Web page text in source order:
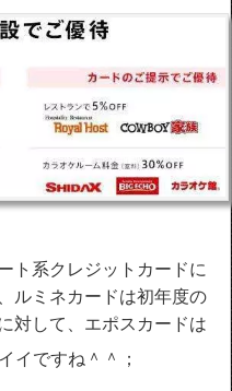
ト系クレジットカードに
ルミネカードは初年度の
対して、エポスカードは
イですね＾＾；